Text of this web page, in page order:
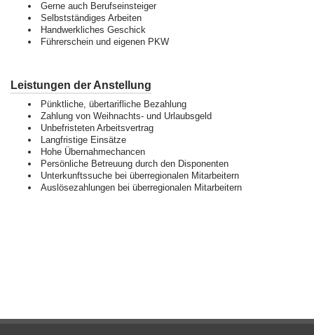
Gerne auch Berufseinsteiger
Selbstständiges Arbeiten
Handwerkliches Geschick
Führerschein und eigenen PKW
Leistungen der Anstellung
Pünktliche, übertarifliche Bezahlung
Zahlung von Weihnachts- und Urlaubsgeld
Unbefristeten Arbeitsvertrag
Langfristige Einsätze
Hohe Übernahmechancen
Persönliche Betreuung durch den Disponenten
Unterkunftssuche bei überregionalen Mitarbeitern
Auslösezahlungen bei überregionalen Mitarbeitern